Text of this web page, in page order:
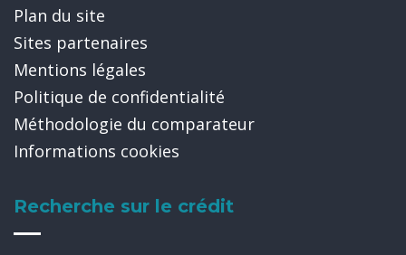
Plan du site
Sites partenaires
Mentions légales
Politique de confidentialité
Méthodologie du comparateur
Informations cookies
Recherche sur le crédit